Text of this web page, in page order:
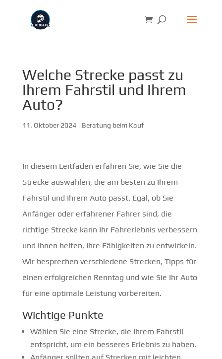
Welche Strecke passt zu
Ihrem Fahrstil und Ihrem
Auto?
11. Oktober 2024| Beratung beim Kauf
In diesem Leitfaden erfahren Sie, wie Sie die
Strecke auswählen, die am besten zu Ihrem
Fahrstil und Ihrem Auto passt. Egal, ob Sie
Anfänger oder erfahrener Fahrer sind, die
richtige Strecke kann Ihr Fahrerlebnis verbessern
und Ihnen helfen, Ihre Fähigkeiten zu entwickeln.
Wir besprechen verschiedene Strecken, Tipps für
einen erfolgreichen Renntag und wie Sie Ihr Auto
für eine optimale Leistung vorbereiten.
Wichtige Punkte
Wählen Sie eine Strecke, die Ihrem Fahrstil
entspricht, um ein besseres Erlebnis zu haben.